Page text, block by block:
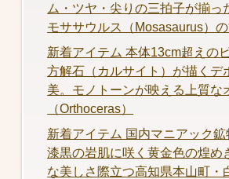
ム・ツヤ・尖りの三拍子が揃っ
モササウルス（Mosasaurus）
新着アイテム 本体13cm超えの
方解石（カルサイト）が描くデ
美。モノトーンが映える上質な
（Orthoceras）
新着アイテム 国内マニアック鉱
漆黒の岩肌に咲く黄金色の煌
な美しさ際立つ高知県本山町・